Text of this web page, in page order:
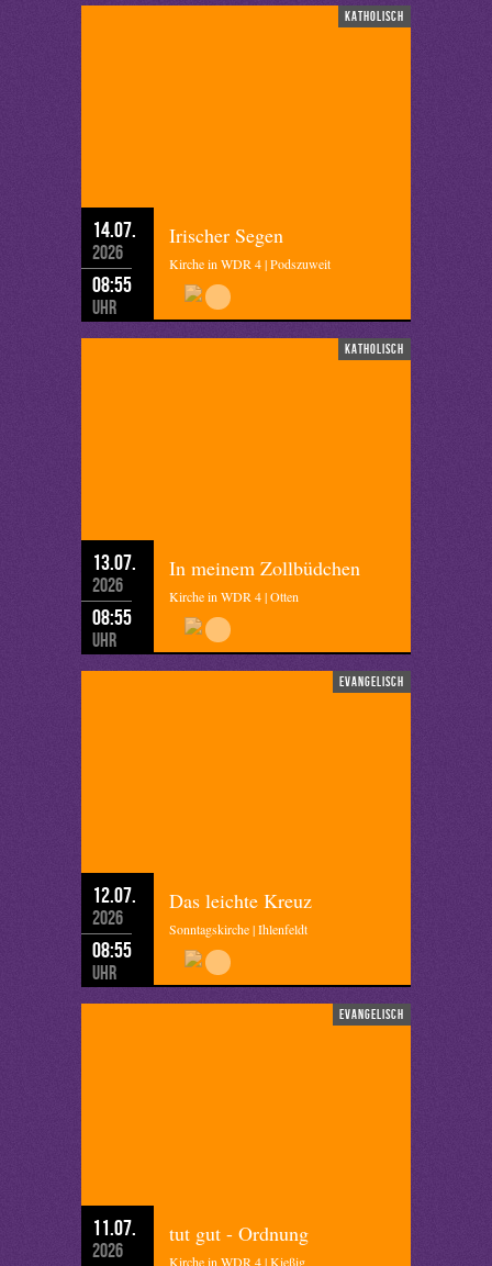
katholisch
14.07.
2026
08:55
Uhr
Irischer Segen
Kirche in WDR 4 | Podszuweit
katholisch
13.07.
2026
08:55
Uhr
In meinem Zollbüdchen
Kirche in WDR 4 | Otten
evangelisch
12.07.
2026
08:55
Uhr
Das leichte Kreuz
Sonntagskirche | Ihlenfeldt
evangelisch
11.07.
2026
tut gut - Ordnung
Kirche in WDR 4 | Kießig